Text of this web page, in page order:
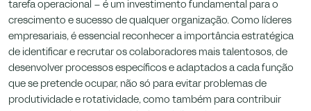
tarefa operacional – é um investimento fundamental para o
crescimento e sucesso de qualquer organização. Como líderes
empresariais, é essencial reconhecer a importância estratégica
de identificar e recrutar os colaboradores mais talentosos, de
desenvolver processos específicos e adaptados a cada função
que se pretende ocupar, não só para evitar problemas de
produtividade e rotatividade, como também para contribuir